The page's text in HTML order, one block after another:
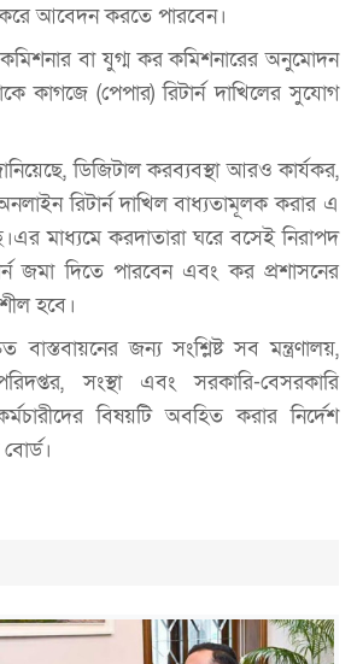
করে আবেদন করতে পারবেন।
কমিশনার বা যুগ্ম কর কমিশনারের অনুমোদন
কাগজে (পেপার) রিটার্ন দাখিলের সুযোগ
ডিজিটাল করব্যবস্থা আরও কার্যকর,
রিটার্ন দাখিল বাধ্যতামূলক করার এ
মাধ্যমে করদাতারা ঘরে বসেই নিরাপদ
জমা দিতে পারবেন এবং কর প্রশাসনের
হবে।
জন্য সংশ্লিষ্ট সব মন্ত্রণালয়,
সংস্থা এবং সরকারি-বেসরকারি
কর্মচারীদের বিষয়টি অবহিত করার নির্দেশ